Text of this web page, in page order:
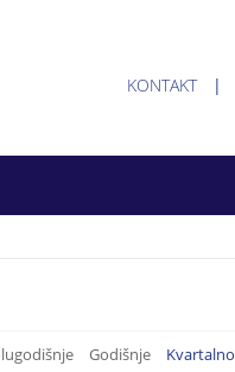
KONTAKT
Godišnje Kvartalno